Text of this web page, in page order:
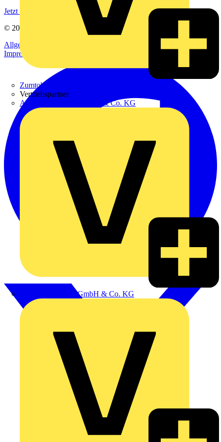
Zumtobel
Vertriebspartner
Adalbert Zajadacz GmbH & Co. KG
Alexander Bürkle GmbH & Co. KG
Jetzt registrieren
© 2002-
Allgemeine Geschäftsbedingungen
Impressum